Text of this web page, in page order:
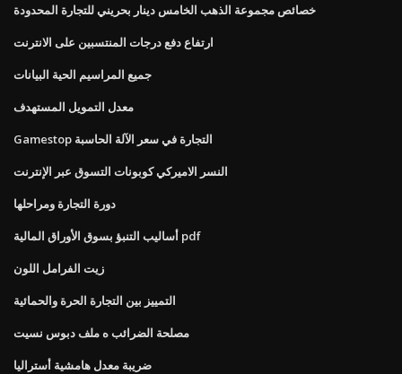
خصائص مجموعة الذهب الخامس دينار بحريني للتجارة المحدودة
ارتفاع دفع درجات المنتسبين على الانترنت
جميع المراسيم الحية البيانات
معدل التمويل المستهدف
Gamestop التجارة في سعر الآلة الحاسبة
النسر الاميركي كوبونات التسوق عبر الإنترنت
دورة التجارة ومراحلها
أساليب التنبؤ بسوق الأوراق المالية pdf
زيت الفرامل اللون
التمييز بين التجارة الحرة والحمائية
مصلحة الضرائب ه ملف دبوس نسيت
ضريبة معدل هامشية أستراليا